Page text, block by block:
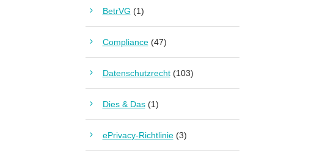
BetrVG (1)
Compliance(47)
Datenschutzrecht(103)
Dies & Das(1)
ePrivacy-Richtlinie(3)